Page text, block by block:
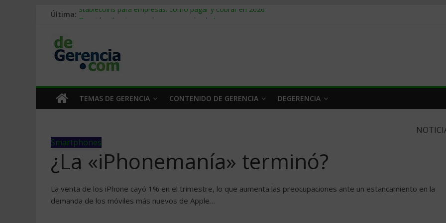
Última: Stablecoins para empresas: cómo pagar y cobrar en 2026
Trabajo forzoso en la cadena de suministro: qué hacer
Mercado hispano de EE. UU.: cómo segmentarlo y venderle
TEMAS DE GERENCIA CONTENIDO DE GERENCIA DEGERENCIA
Smartphones
¿La «iPhonemanía» terminó?
La venta de los iPhone cayó 1% en el trimestre, lo que aumenta las preocupaciones ante un estancamiento en la
demanda de los móviles más nuevos de Apple…